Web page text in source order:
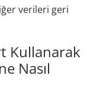
verileri geri
Kullanarak
Nasıl